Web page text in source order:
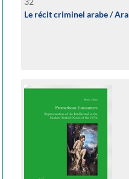
Le récit criminel arabe /